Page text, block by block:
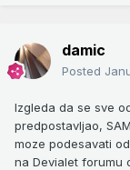
damic
Posted
Izgleda da se sve
predpostavljao,
moze podesavati
na Devialet forumu